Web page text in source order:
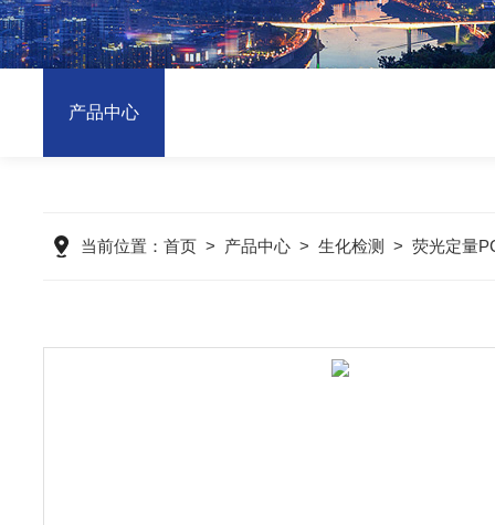
产品中心
当前位置： 首页 > 产品中心 > 生化检测 > 荧光定量